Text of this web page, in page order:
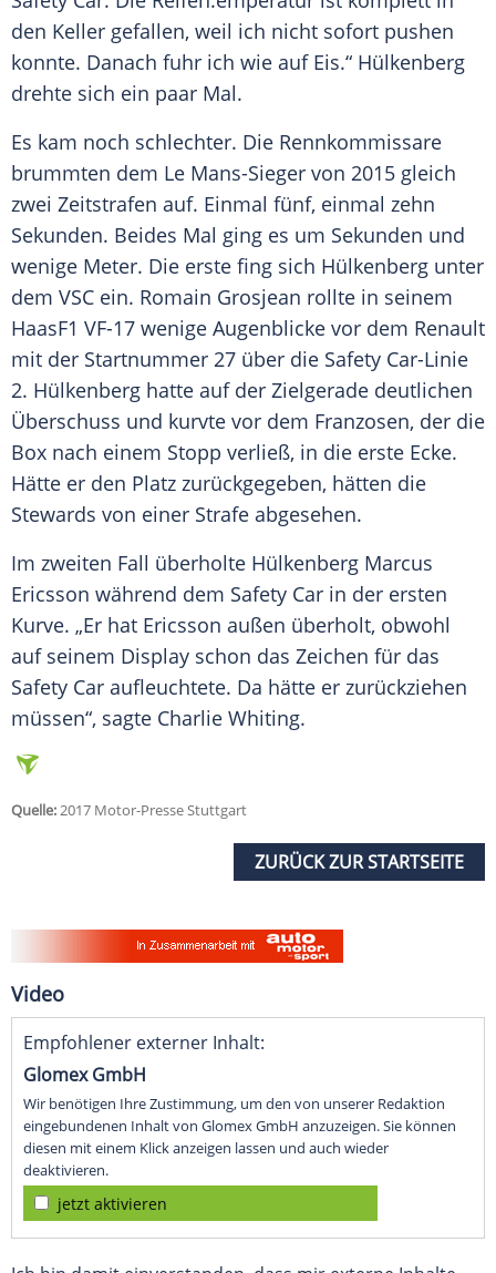
den Keller gefallen, weil ich nicht sofort pushen
konnte. Danach fuhr ich wie auf Eis.“ Hülkenberg
drehte sich ein paar Mal.
Es kam noch schlechter. Die Rennkommissare
brummten dem Le Mans-Sieger von 2015 gleich
zwei Zeitstrafen auf. Einmal fünf, einmal zehn
Sekunden. Beides Mal ging es um Sekunden und
wenige Meter. Die erste fing sich Hülkenberg unter
dem VSC ein. Romain Grosjean rollte in seinem
HaasF1 VF-17 wenige Augenblicke vor dem Renault
mit der Startnummer 27 über die Safety Car-Linie
2. Hülkenberg hatte auf der Zielgerade deutlichen
Überschuss und kurvte vor dem Franzosen, der die
Box nach einem Stopp verließ, in die erste Ecke.
Hätte er den Platz zurückgegeben, hätten die
Stewards von einer Strafe abgesehen.
Im zweiten Fall überholte Hülkenberg Marcus
Ericsson während dem Safety Car in der ersten
Kurve. „Er hat Ericsson außen überholt, obwohl
auf seinem Display schon das Zeichen für das
Safety Car aufleuchtete. Da hätte er zurückziehen
müssen“, sagte Charlie Whiting.
Quelle:2017 Motor-Presse Stuttgart
ZURÜCK ZUR STARTSEITE
Video
Empfohlener externer Inhalt:
Glomex GmbH
Wir benötigen Ihre Zustimmung, um den von unserer Redaktion
eingebundenen Inhalt von Glomex GmbH anzuzeigen. Sie können
diesen mit einem Klick anzeigen lassen und auch wieder
deaktivieren.
jetzt aktivieren